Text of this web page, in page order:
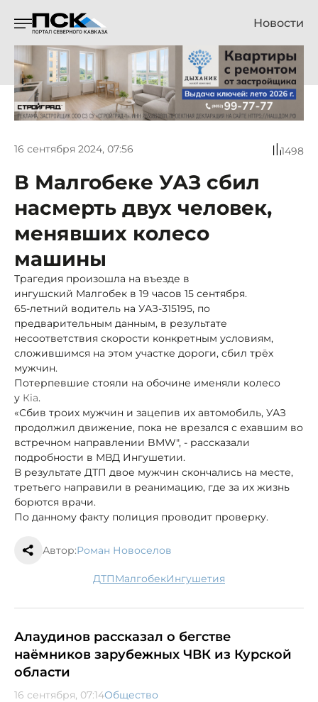
Новости
16 сентября 2024, 07:56 1498
В Малгобеке УАЗ сбил
насмерть двух человек,
менявших колесо
машины
Трагедия произошла на въезде в
ингушский Малгобек в 19 часов 15 сентября.
65-летний водитель на УАЗ-315195, по
предварительным данным, в результате
несоответствия скорости конкретным условиям,
сложившимся на этом участке дороги, сбил трёх
мужчин.
Потерпевшие стояли на обочине именяли колесо
у Кia.
«Сбив троих мужчин и зацепив их автомобиль, УАЗ
продолжил движение, пока не врезался с ехавшим во
встречном направлении BMW", - рассказали
подробности в МВД Ингушетии.
В результате ДТП двое мужчин скончались на месте,
третьего направили в реанимацию, где за их жизнь
борются врачи.
По данному факту полиция проводит проверку.
Автор:Роман Новоселов
ДТП Малгобек Ингушетия
Алаудинов рассказал о бегстве
наёмников зарубежных ЧВК из Курской
области
16 сентября, 07:14Общество